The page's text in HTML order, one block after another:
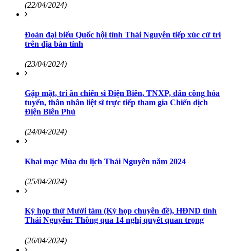
(22/04/2024)
Đoàn đại biểu Quốc hội tỉnh Thái Nguyên tiếp xúc cử tri
trên địa bàn tỉnh
(23/04/2024)
Gặp mặt, tri ân chiến sĩ Điện Biên, TNXP, dân công hỏa
tuyến, thân nhân liệt sĩ trực tiếp tham gia Chiến dịch
Điện Biên Phủ
(24/04/2024)
Khai mạc Mùa du lịch Thái Nguyên năm 2024
(25/04/2024)
Kỳ họp thứ Mười tám (Kỳ họp chuyên đề), HĐND tỉnh
Thái Nguyên: Thông qua 14 nghị quyết quan trọng
(26/04/2024)